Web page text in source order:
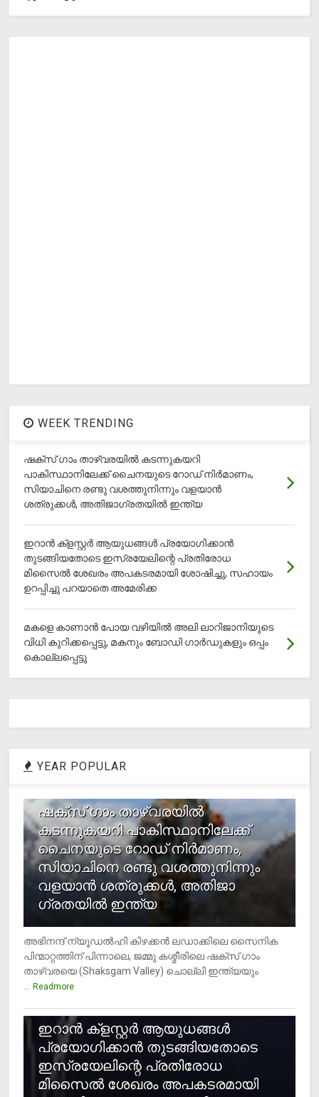
WEEK TRENDING
ഷക്സ് ​ഗാം താഴ്‌വരയിൽ കടന്നുകയറി
പാകിസ്ഥാനിലേക്ക് ചൈനയുടെ റോഡ് നിർമാണം,
സിയാചിനെ രണ്ടു വശത്തുനിന്നും വളയാൻ
ശത്രുക്കൾ, അതിജാ​ഗ്രതയിൽ ഇന്ത്യ
ഇറാന്‍ ക്‌ളസ്റ്റര്‍ ആയുധങ്ങള്‍ പ്രയോഗിക്കാന്‍
തുടങ്ങിയതോടെ ഇസ്രയേലിന്റെ പ്രതിരോധ
മിസൈല്‍ ശേഖരം അപകടരമായി ശോഷിച്ചു, സഹായം
ഉറപ്പിച്ചു പറയാതെ അമേരിക്ക
മകളെ കാണാന്‍ പോയ വഴിയില്‍ അലി ലാറിജാനിയുടെ
വിധി കുറിക്കപ്പെട്ടു, മകനും ബോഡി ഗാര്‍ഡുകളും ഒപ്പം
കൊല്ലപ്പെട്ടു
YEAR POPULAR
ഷക്സ് ​ഗാം താഴ്‌വരയിൽ
കടന്നുകയറി പാകിസ്ഥാനിലേക്ക്
ചൈനയുടെ റോഡ് നിർമാണം,
സിയാചിനെ രണ്ടു വശത്തുനിന്നും
വളയാൻ ശത്രുക്കൾ, അതിജാ​
ഗ്രതയിൽ ഇന്ത്യ
അഭിനന്ദ് ന്യൂഡൽഹി കിഴക്കൻ ലഡാക്കിലെ സൈനിക
പിന്മാറ്റത്തിന് പിന്നാലെ, ജമ്മു കശ്മീരിലെ ഷക്സ് ​ഗാം
താഴ്‌വരയെ (Shaksgam Valley) ചൊല്ലി ഇന്ത്യയും
... Readmore
ഇറാന്‍ ക്‌ളസ്റ്റര്‍ ആയുധങ്ങള്‍
പ്രയോഗിക്കാന്‍ തുടങ്ങിയതോടെ
ഇസ്രയേലിന്റെ പ്രതിരോധ
മിസൈല്‍ ശേഖരം അപകടരമായി